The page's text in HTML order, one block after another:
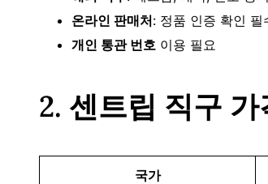
온라인 판매처: 정품 인증 확인 필
개인 통관 번호 이용 필요
2. 센트립 직구
국가